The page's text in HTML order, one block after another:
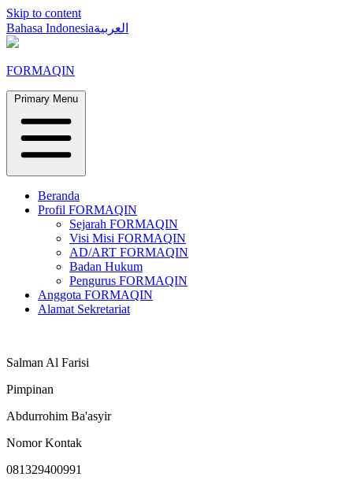
Skip to content
Bahasa Indonesiaالعربية
FORMAQIN
Primary Menu
Beranda
Profil FORMAQIN
Sejarah FORMAQIN
Visi Misi FORMAQIN
AD/ART FORMAQIN
Badan Hukum
Pengurus FORMAQIN
Anggota FORMAQIN
Alamat Sekretariat
Salman Al Farisi
Pimpinan
Abdurrohim Ba'asyir
Nomor Kontak
081329400991